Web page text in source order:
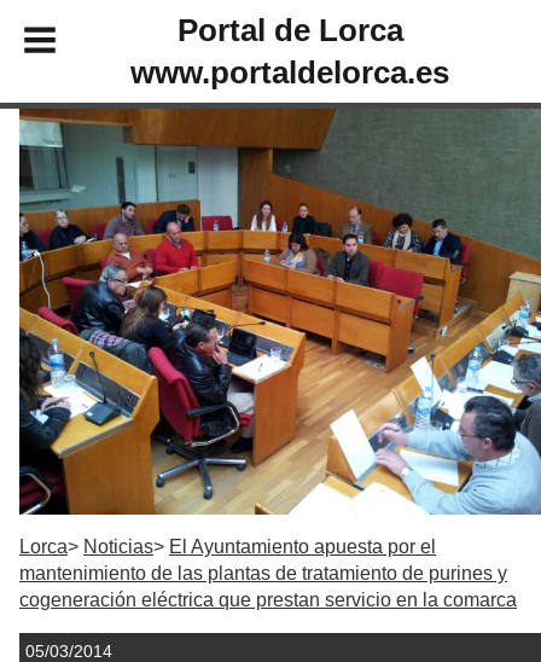
Portal de Lorca
www.portaldelorca.es
Lorca Noticias
El Ayuntamiento apuesta por el
mantenimiento de las plantas de tratamiento de purines y
cogeneración eléctrica que prestan servicio en la comarca
05/03/2014